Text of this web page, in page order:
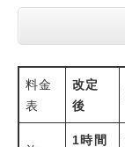
料金
表
改定
後
1時間